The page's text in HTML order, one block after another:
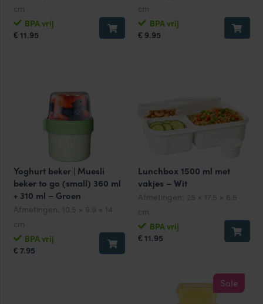
cm
BPA vrij
€ 11.95
cm
BPA vrij
€ 9.95
Yoghurt beker | Muesli
beker to go (small) 360 ml
+ 310 ml – Groen
Afmetingen:
10.5 × 9.9 × 14
cm
BPA vrij
€ 7.95
Lunchbox 1500 ml met
vakjes – Wit
Afmetingen: 25 × 17.5 × 6.5
cm
BPA vrij
€ 11.95
Sale